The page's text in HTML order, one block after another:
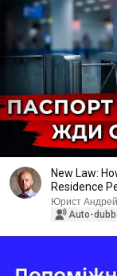
New Law:
Residence
Юрист
Auto-